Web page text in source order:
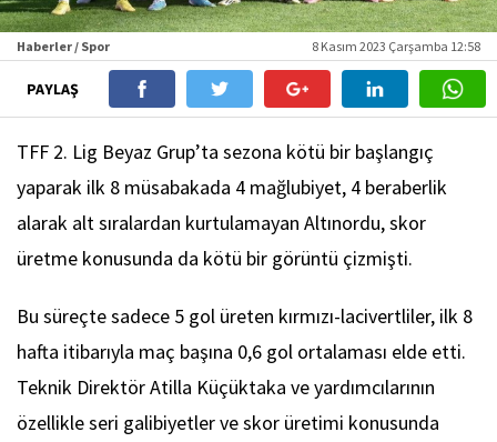
Haberler / Spor 8 Kasım 2023 Çarşamba 12:58
PAYLAŞ
TFF 2. Lig Beyaz Grup’ta sezona kötü bir başlangıç
yaparak ilk 8 müsabakada 4 mağlubiyet, 4 beraberlik
alarak alt sıralardan kurtulamayan Altınordu, skor
üretme konusunda da kötü bir görüntü çizmişti.
Bu süreçte sadece 5 gol üreten kırmızı-lacivertliler, ilk 8
hafta itibarıyla maç başına 0,6 gol ortalaması elde etti.
Teknik Direktör Atilla Küçüktaka ve yardımcılarının
özellikle seri galibiyetler ve skor üretimi konusunda